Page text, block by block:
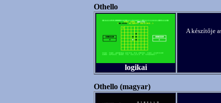
Othello
logikai
A készítője
Othello (magyar)